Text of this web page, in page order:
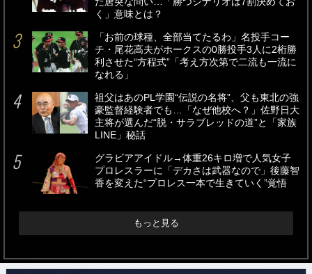
く」意味とは？
「お前の球種、全部当てたるわ」名投手コー
チ・尾花高夫がホークスの0勝投手3人に2桁勝
利させた“方程式”「考え方次第で二流も一流に
なれる」
祖父はあのPL学園“伝説の名将”、父も東北の強
豪監督経験者でも…「なぜ他校へ？」佐野日大
主将が選んだ“脱・サラブレッドの道”と「家族
LINE」秘話
グラビアアイドル→体重26キロ増で人気女子
プロレスラーに「デカさは武器なので」後藤智
香を変えた“プロレス一本で生きていく”覚悟
もっと見る